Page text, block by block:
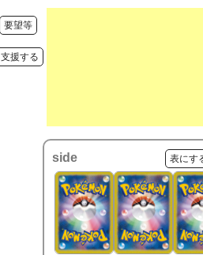
要望等
支援する
side 表にす